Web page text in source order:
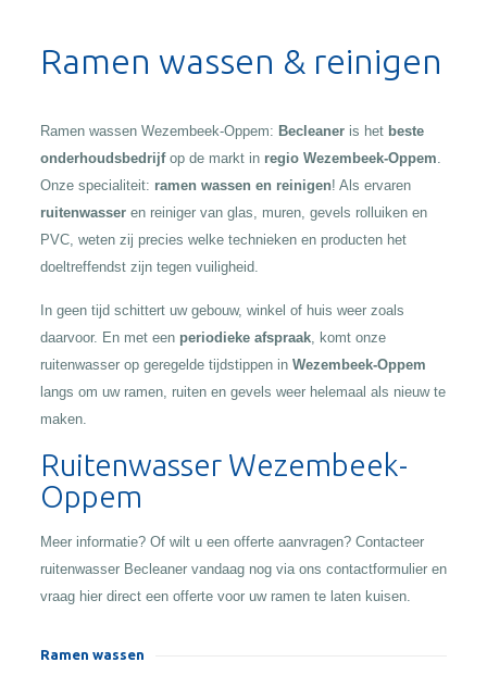
Ramen wassen & reinigen
Ramen wassen Wezembeek-Oppem: Becleaneris het beste
onderhoudsbedrijfop de markt in regio Wezembeek-Oppem.
Onze specialiteit: ramen wassen en reinigen! Als ervaren
ruitenwasseren reiniger van glas, muren, gevels rolluiken en
PVC, weten zij precies welke technieken en producten het
doeltreffendst zijn tegen vuiligheid.
In geen tijd schittert uw gebouw, winkel of huis weer zoals
daarvoor. En met een periodieke afspraak, komt onze
ruitenwasser op geregelde tijdstippen in Wezembeek-Oppem
langs om uw ramen, ruiten en gevels weer helemaal als nieuw te
maken.
Ruitenwasser Wezembeek-
Oppem
Meer informatie? Of wilt u een offerte aanvragen? Contacteer
ruitenwasser Becleaner vandaag nog via ons contactformulier en
vraag hier direct een offerte voor uw ramen te laten kuisen.
Ramen wassen